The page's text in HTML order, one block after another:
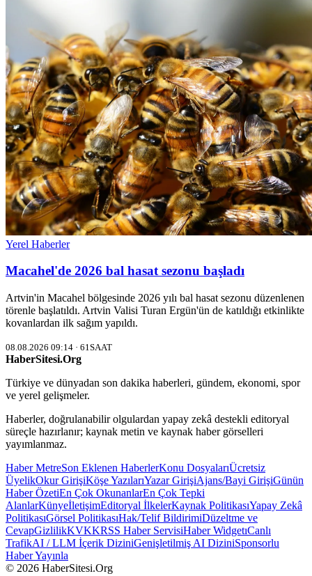
Yerel Haberler
Macahel'de 2026 bal hasat sezonu başladı
Artvin'in Macahel bölgesinde 2026 yılı bal hasat sezonu düzenlenen
törenle başlatıldı. Artvin Valisi Turan Ergün'ün de katıldığı etkinlikte
kovanlardan ilk sağım yapıldı.
08.08.2026 09:14 · 61SAAT
HaberSitesi.Org
Türkiye ve dünyadan son dakika haberleri, gündem, ekonomi, spor
ve yerel gelişmeler.
Haberler, doğrulanabilir olgulardan yapay zekâ destekli editoryal
süreçle hazırlanır; kaynak metin ve kaynak haber görselleri
yayımlanmaz.
Haber MetreSon Eklenen HaberlerKonu DosyalarıÜcretsiz
ÜyelikOkur GirişiKöşe YazılarıYazar GirişiAjans/Bayi GirişiGünün
Haber ÖzetiEn Çok OkunanlarEn Çok Tepki
AlanlarKünyeİletişimEditoryal İlkelerKaynak PolitikasıYapay Zekâ
PolitikasıGörsel PolitikasıHak/Telif BildirimiDüzeltme ve
CevapGizlilikKVKKRSS Haber ServisiHaber WidgetıCanlı
TrafikAI / LLM İçerik DiziniGenişletilmiş AI DiziniSponsorlu
Haber Yayınla
© 2026 HaberSitesi.Org